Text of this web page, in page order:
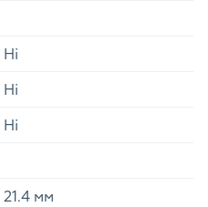
Ні
Ні
Ні
21.4 мм